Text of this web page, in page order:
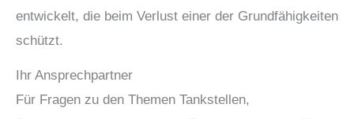
entwickelt, die beim Verlust einer der Grundfähigkeiten
schützt.
Ihr Ansprechpartner
Für Fragen zu den Themen Tankstellen,